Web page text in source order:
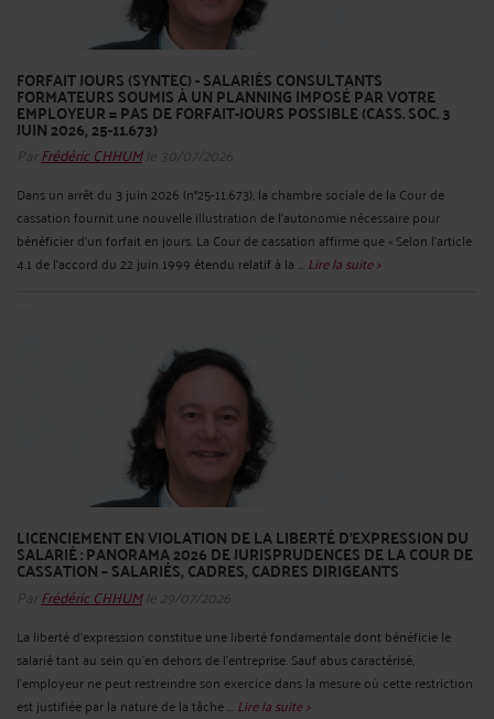
FORFAIT JOURS (SYNTEC) - SALARIÉS CONSULTANTS
FORMATEURS SOUMIS À UN PLANNING IMPOSÉ PAR VOTRE
EMPLOYEUR = PAS DE FORFAIT-JOURS POSSIBLE (CASS. SOC. 3
JUIN 2026, 25-11.673)
Par Frédéric CHHUMle 30/07/2026
Dans un arrêt du 3 juin 2026 (n°25-11.673), la chambre sociale de la Cour de
cassation fournit une nouvelle illustration de l’autonomie nécessaire pour
bénéficier d’un forfait en jours. La Cour de cassation affirme que « Selon l’article
4.1 de l’accord du 22 juin 1999 étendu relatif à la ... Lire la suite >
LICENCIEMENT EN VIOLATION DE LA LIBERTÉ D’EXPRESSION DU
SALARIÉ : PANORAMA 2026 DE JURISPRUDENCES DE LA COUR DE
CASSATION – SALARIÉS, CADRES, CADRES DIRIGEANTS
Par Frédéric CHHUMle 29/07/2026
La liberté d’expression constitue une liberté fondamentale dont bénéficie le
salarié tant au sein qu’en dehors de l’entreprise. Sauf abus caractérisé,
l’employeur ne peut restreindre son exercice dans la mesure où cette restriction
est justifiée par la nature de la tâche ... Lire la suite >